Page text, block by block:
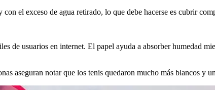
el exceso de agua retirado, lo que debe hacerse es cubrir
de usuarios en internet. El papel ayuda a absorber humedad
aseguran notar que los tenis quedaron mucho más blancos y